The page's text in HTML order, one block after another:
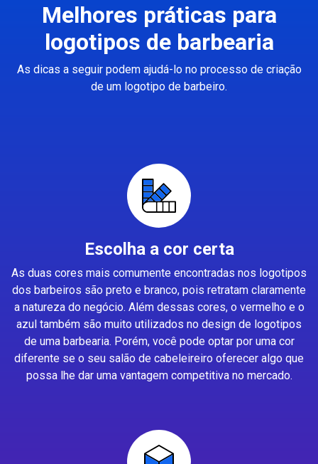
Melhores práticas para
logotipos de barbearia
As dicas a seguir podem ajudá-lo no processo de criação
de um logotipo de barbeiro.
Escolha a cor certa
As duas cores mais comumente encontradas nos logotipos
dos barbeiros são preto e branco, pois retratam claramente
a natureza do negócio. Além dessas cores, o vermelho e o
azul também são muito utilizados no design de logotipos
de uma barbearia. Porém, você pode optar por uma cor
diferente se o seu salão de cabeleireiro oferecer algo que
possa lhe dar uma vantagem competitiva no mercado.